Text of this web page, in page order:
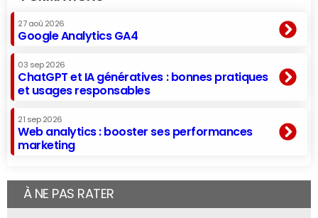
27 aoû 2026
Google Analytics GA4
03 sep 2026
ChatGPT et IA génératives : bonnes pratiques
et usages responsables
21 sep 2026
Web analytics : booster ses performances
marketing
À NE PAS RATER